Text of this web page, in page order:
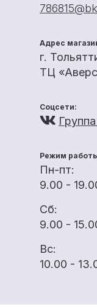
Адрес
г.
ТЦ
Соцсети:
Режим
Пн-пт:
9.00 -
Сб:
9.00 -
Вс:
10.00 -